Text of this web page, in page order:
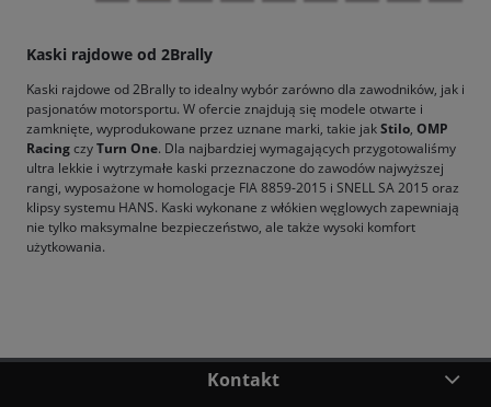
Kaski rajdowe od 2Brally
Kaski rajdowe od 2Brally to idealny wybór zarówno dla zawodników, jak i
pasjonatów motorsportu. W ofercie znajdują się modele otwarte i
zamknięte, wyprodukowane przez uznane marki, takie jakStilo, OMP
RacingczyTurn One. Dla najbardziej wymagających przygotowaliśmy
ultra lekkie i wytrzymałe kaski przeznaczone do zawodów najwyższej
rangi, wyposażone w homologacje FIA 8859-2015 i SNELL SA 2015 oraz
klipsy systemu HANS. Kaski wykonane z włókien węglowych zapewniają
nie tylko maksymalne bezpieczeństwo, ale także wysoki komfort
użytkowania.
Kontakt